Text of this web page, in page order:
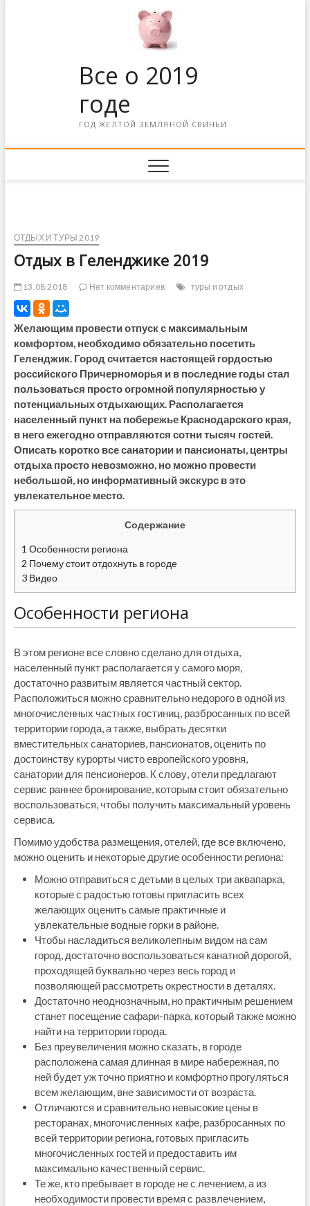
Все о 2019
годе
ГОД ЖЕЛТОЙ ЗЕМЛЯНОЙ СВИНЬИ
ОТДЫХ И ТУРЫ 2019
Отдых в Геленджике 2019
13.08.2018 Нет комментариев туры и отдых
Желающим провести отпуск с максимальным
комфортом, необходимо обязательно посетить
Геленджик. Город считается настоящей гордостью
российского Причерноморья и в последние годы стал
пользоваться просто огромной популярностью у
потенциальных отдыхающих. Располагается
населенный пункт на побережье Краснодарского края,
в него ежегодно отправляются сотни тысяч гостей.
Описать коротко все санатории и пансионаты, центры
отдыха просто невозможно, но можно провести
небольшой, но информативный экскурс в это
увлекательное место.
Содержание
1 Особенности региона
2 Почему стоит отдохнуть в городе
3Видео
Особенности региона
В этом регионе все словно сделано для отдыха,
населенный пункт располагается у самого моря,
достаточно развитым является частный сектор.
Расположиться можно сравнительно недорого в одной из
многочисленных частных гостиниц, разбросанных по всей
территории города, а также, выбрать десятки
вместительных санаториев, пансионатов, оценить по
достоинству курорты чисто европейского уровня,
санатории для пенсионеров. К слову, отели предлагают
сервис раннее бронирование, которым стоит обязательно
воспользоваться, чтобы получить максимальный уровень
сервиса.
Помимо удобства размещения, отелей, где все включено,
можно оценить и некоторые другие особенности региона:
Можно отправиться с детьми в целых три аквапарка,
которые с радостью готовы пригласить всех
желающих оценить самые практичные и
увлекательные водные горки в районе.
Чтобы насладиться великолепным видом на сам
город, достаточно воспользоваться канатной дорогой,
проходящей буквально через весь город и
позволяющей рассмотреть окрестности в деталях.
Достаточно неоднозначным, но практичным решением
станет посещение сафари-парка, который также можно
найти на территории города.
Без преувеличения можно сказать, в городе
расположена самая длинная в мире набережная, по
ней будет уж точно приятно и комфортно прогуляться
всем желающим, вне зависимости от возраста.
Отличаются и сравнительно невысокие цены в
ресторанах, многочисленных кафе, разбросанных по
всей территории региона, готовых пригласить
многочисленных гостей и предоставить им
максимально качественный сервис.
Те же, кто пребывает в городе не с лечением, а из
необходимости провести время с развлечением,